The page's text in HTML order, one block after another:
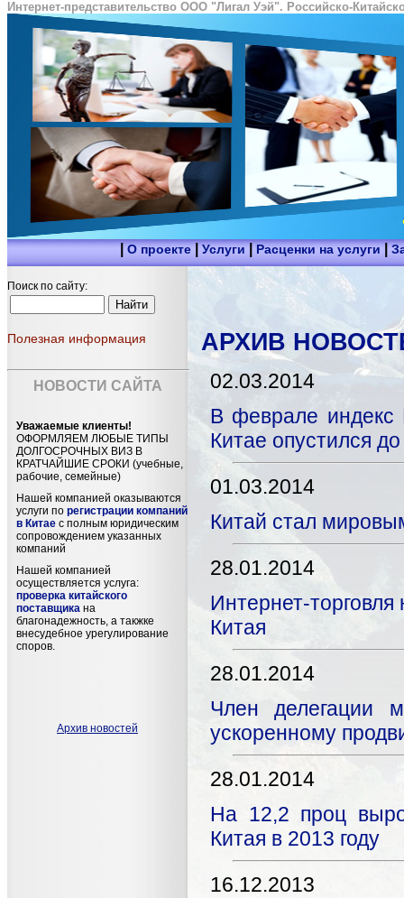
Интернет-представительство ООО "Лигал Уэй". Российско-
|О проекте|Услуги |Расценки на услуги|
Поиск по сайту:
Полезная информация
НОВОСТИ САЙТА
Уважаемые клиенты!
ОФОРМЛЯЕМ ЛЮБЫЕ ТИПЫ
ДОЛГОСРОЧНЫХ ВИЗ В
КРАТЧАЙШИЕ СРОКИ (учебные,
рабочие, семейные)
Нашей компанией оказываются
услуги по регистрации компаний
в Китае с полным юридическим
сопровождением указанных
компаний
Нашей компанией
осуществляется услуга:
проверка китайского
поставщика на
благонадежность, а такжке
внесудебное урегулирование
споров.
Архив новостей
АРХИВ
02.03.2014
В феврале
Китае опустился
01.03.2014
Китай стал
28.01.2014
Интернет-
Китая
28.01.2014
Член делегации
ускоренному
28.01.2014
На 12,2 проц
Китая в 2013 году
16.12.2013